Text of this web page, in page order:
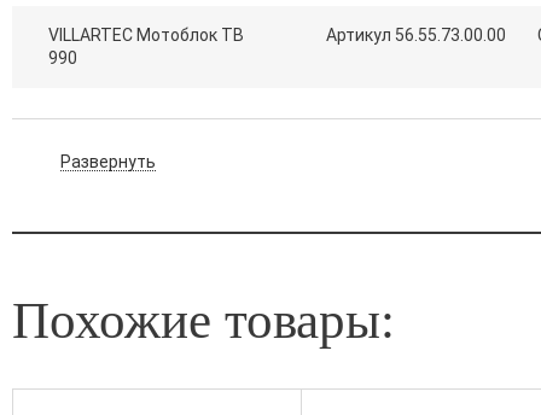
VILLARTEC Мотоблок TB
990
Артикул 56.55.73.00.00
Развернуть
Похожие товары: